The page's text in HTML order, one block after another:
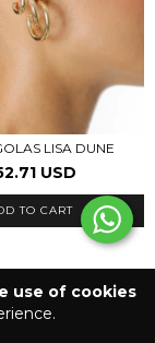
use of cookies
LISA DUNE
USD
TO CART